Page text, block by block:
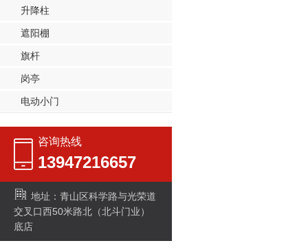
升降柱
遮阳棚
旗杆
岗亭
电动小门
咨询热线
13947216657
地址：青山区科学路与光荣道
交叉口西50米路北（北斗门业）
底店